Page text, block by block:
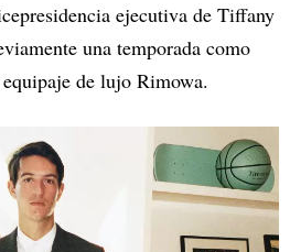
ejecutiva de Tiffany
una temporada como
de lujo Rimowa.